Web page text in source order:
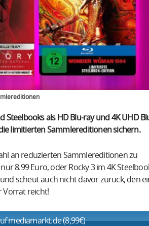
Steelbooks als HD Blu-ray und 4K UHD
limitierten Sammlereditionen sichern.
an reduzierten Sammlereditionen zu
8.99 Euro, oder Rocky 3 im 4K
scheut auch nicht davor zurück, den
Vorrat reicht!
mediamarkt.de (8,99€)